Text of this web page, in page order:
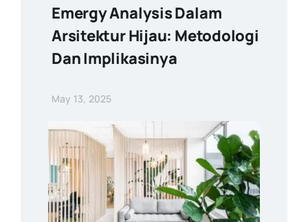
Emergy Analysis Dalam
Arsitektur Hijau: Metodologi
Dan Implikasinya
May 13, 2025